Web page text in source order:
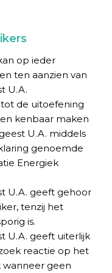
op ieder
ten aanzien van
U.A.
de uitoefening
kenbaar maken
U.A. middels
genoemde
Energiek
U.A. geeft gehoor
tenzij het
is.
U.A. geeft uiterlijk
reactie op het
wanneer geen